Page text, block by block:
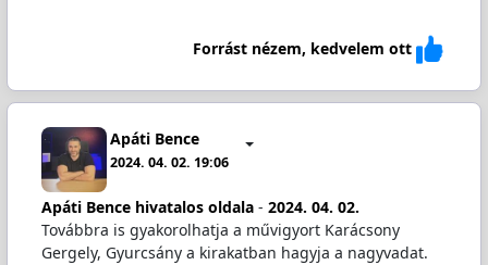
Forrást nézem, kedvelem ott
Apáti Bence
2024. 04. 02. 19:06
Apáti Bence hivatalos oldala- 2024. 04. 02.
Továbbra is gyakorolhatja a művigyort Karácsony
Gergely, Gyurcsány a kirakatban hagyja a nagyvadat.